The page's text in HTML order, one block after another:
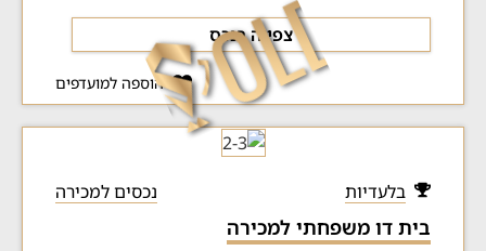
צפייה בנכס
הוספה למועדפים
בלעדיות נכסים למכירה
בית דו משפחתי למכירה